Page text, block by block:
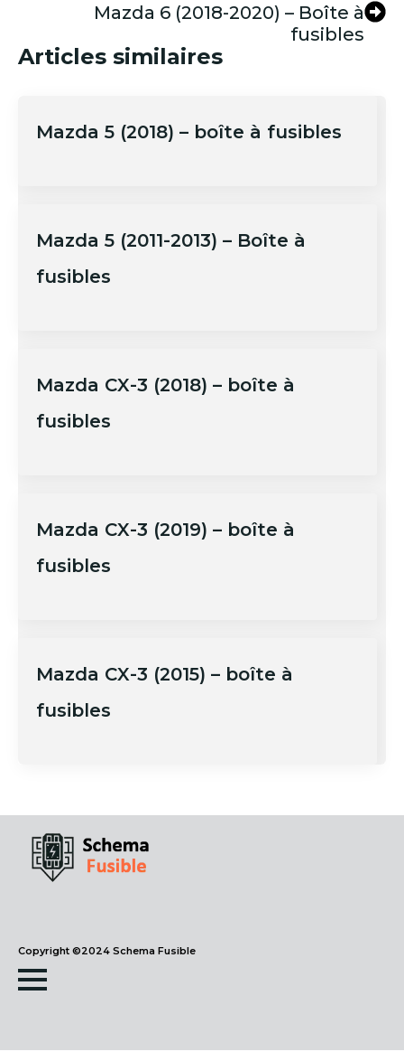
Mazda 6 (2018-2020) – Boîte à
fusibles
Articles similaires
Mazda 5 (2018) – boîte à fusibles
Mazda 5 (2011-2013) – Boîte à
fusibles
Mazda CX-3 (2018) – boîte à
fusibles
Mazda CX-3 (2019) – boîte à
fusibles
Mazda CX-3 (2015) – boîte à
fusibles
Copyright ©2024 Schema Fusible